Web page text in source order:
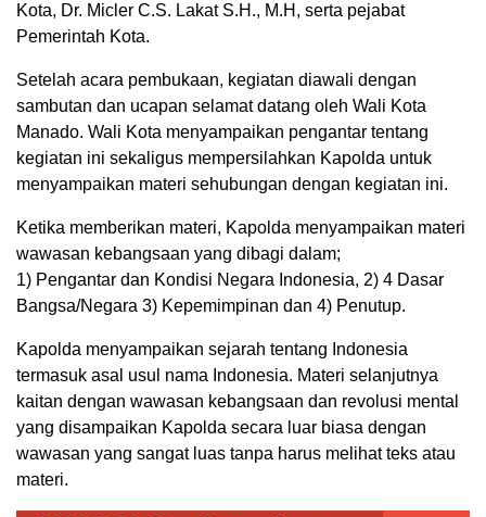
Kota, Dr. Micler C.S. Lakat S.H., M.H, serta pejabat
Pemerintah Kota.
Setelah acara pembukaan, kegiatan diawali dengan
sambutan dan ucapan selamat datang oleh Wali Kota
Manado. Wali Kota menyampaikan pengantar tentang
kegiatan ini sekaligus mempersilahkan Kapolda untuk
menyampaikan materi sehubungan dengan kegiatan ini.
Ketika memberikan materi, Kapolda menyampaikan materi
wawasan kebangsaan yang dibagi dalam;
1) Pengantar dan Kondisi Negara Indonesia, 2) 4 Dasar
Bangsa/Negara 3) Kepemimpinan dan 4) Penutup.
Kapolda menyampaikan sejarah tentang Indonesia
termasuk asal usul nama Indonesia. Materi selanjutnya
kaitan dengan wawasan kebangsaan dan revolusi mental
yang disampaikan Kapolda secara luar biasa dengan
wawasan yang sangat luas tanpa harus melihat teks atau
materi.